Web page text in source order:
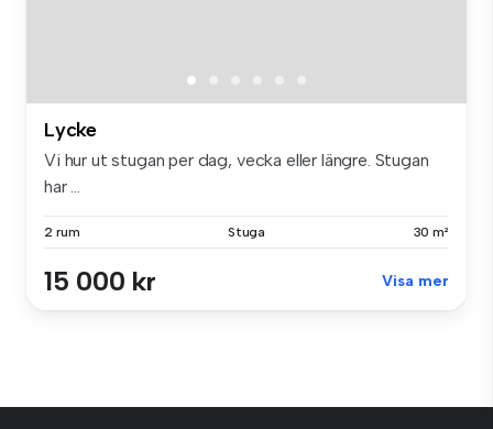
Lycke
Vi hur ut stugan per dag, vecka eller längre. Stugan
har ...
2 rum Stuga 30 m²
15 000 kr Visa mer